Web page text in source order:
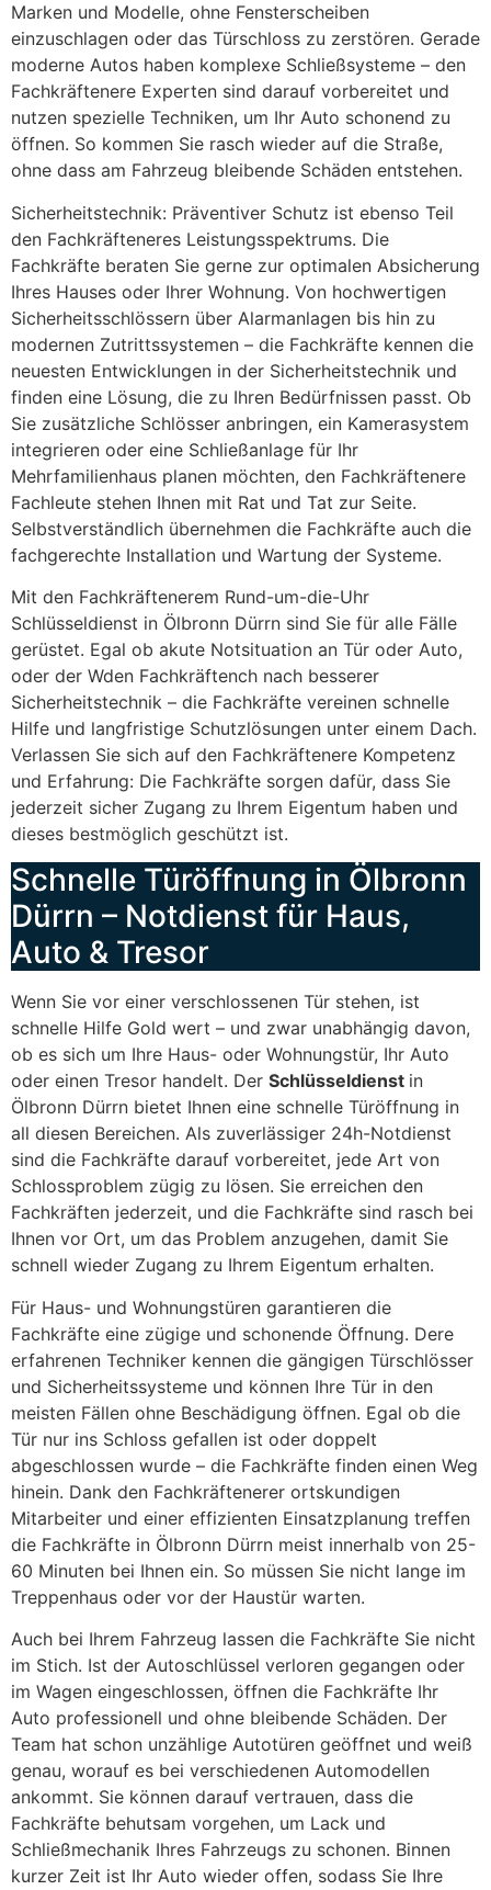
Marken und Modelle, ohne Fensterscheiben
einzuschlagen oder das Türschloss zu zerstören. Gerade
moderne Autos haben komplexe Schließsysteme – den
Fachkräftenere Experten sind darauf vorbereitet und
nutzen spezielle Techniken, um Ihr Auto schonend zu
öffnen. So kommen Sie rasch wieder auf die Straße,
ohne dass am Fahrzeug bleibende Schäden entstehen.
Sicherheitstechnik: Präventiver Schutz ist ebenso Teil
den Fachkräfteneres Leistungsspektrums. Die
Fachkräfte beraten Sie gerne zur optimalen Absicherung
Ihres Hauses oder Ihrer Wohnung. Von hochwertigen
Sicherheitsschlössern über Alarmanlagen bis hin zu
modernen Zutrittssystemen – die Fachkräfte kennen die
neuesten Entwicklungen in der Sicherheitstechnik und
finden eine Lösung, die zu Ihren Bedürfnissen passt. Ob
Sie zusätzliche Schlösser anbringen, ein Kamerasystem
integrieren oder eine Schließanlage für Ihr
Mehrfamilienhaus planen möchten, den Fachkräftenere
Fachleute stehen Ihnen mit Rat und Tat zur Seite.
Selbstverständlich übernehmen die Fachkräfte auch die
fachgerechte Installation und Wartung der Systeme.
Mit den Fachkräftenerem Rund-um-die-Uhr
Schlüsseldienst in Ölbronn Dürrn sind Sie für alle Fälle
gerüstet. Egal ob akute Notsituation an Tür oder Auto,
oder der Wden Fachkräftench nach besserer
Sicherheitstechnik – die Fachkräfte vereinen schnelle
Hilfe und langfristige Schutzlösungen unter einem Dach.
Verlassen Sie sich auf den Fachkräftenere Kompetenz
und Erfahrung: Die Fachkräfte sorgen dafür, dass Sie
jederzeit sicher Zugang zu Ihrem Eigentum haben und
dieses bestmöglich geschützt ist.
Schnelle Türöffnung in Ölbronn
Dürrn – Notdienst für Haus,
Auto & Tresor
Wenn Sie vor einer verschlossenen Tür stehen, ist
schnelle Hilfe Gold wert – und zwar unabhängig davon,
ob es sich um Ihre Haus- oder Wohnungstür, Ihr Auto
oder einen Tresor handelt. Der Schlüsseldienst in
Ölbronn Dürrn bietet Ihnen eine schnelle Türöffnung in
all diesen Bereichen. Als zuverlässiger 24h-Notdienst
sind die Fachkräfte darauf vorbereitet, jede Art von
Schlossproblem zügig zu lösen. Sie erreichen den
Fachkräften jederzeit, und die Fachkräfte sind rasch bei
Ihnen vor Ort, um das Problem anzugehen, damit Sie
schnell wieder Zugang zu Ihrem Eigentum erhalten.
Für Haus- und Wohnungstüren garantieren die
Fachkräfte eine zügige und schonende Öffnung. Dere
erfahrenen Techniker kennen die gängigen Türschlösser
und Sicherheitssysteme und können Ihre Tür in den
meisten Fällen ohne Beschädigung öffnen. Egal ob die
Tür nur ins Schloss gefallen ist oder doppelt
abgeschlossen wurde – die Fachkräfte finden einen Weg
hinein. Dank den Fachkräftenerer ortskundigen
Mitarbeiter und einer effizienten Einsatzplanung treffen
die Fachkräfte in Ölbronn Dürrn meist innerhalb von 25-
60 Minuten bei Ihnen ein. So müssen Sie nicht lange im
Treppenhaus oder vor der Haustür warten.
Auch bei Ihrem Fahrzeug lassen die Fachkräfte Sie nicht
im Stich. Ist der Autoschlüssel verloren gegangen oder
im Wagen eingeschlossen, öffnen die Fachkräfte Ihr
Auto professionell und ohne bleibende Schäden. Der
Team hat schon unzählige Autotüren geöffnet und weiß
genau, worauf es bei verschiedenen Automodellen
ankommt. Sie können darauf vertrauen, dass die
Fachkräfte behutsam vorgehen, um Lack und
Schließmechanik Ihres Fahrzeugs zu schonen. Binnen
kurzer Zeit ist Ihr Auto wieder offen, sodass Sie Ihre